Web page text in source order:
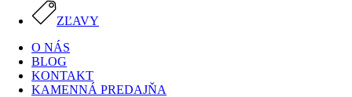
ZĽAVY
O NÁS
BLOG
KONTAKT
KAMENNÁ PREDAJŇA